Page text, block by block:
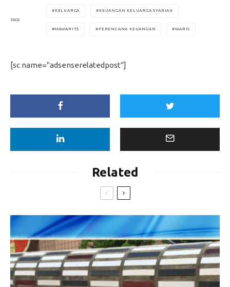
TAGS
KELUARGA KEUANGAN KELUARGA SYARIAH
MAWARITS PERENCANA KEUANGAN WARIS
[sc name="adsenserelatedpost"]
Related